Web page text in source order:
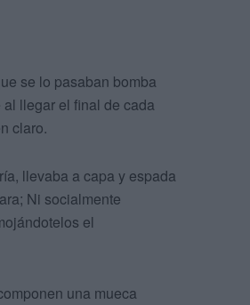
se lo pasaban bomba
llegar el final de cada
claro.
llevaba a capa y espada
Ni socialmente
el
una mueca